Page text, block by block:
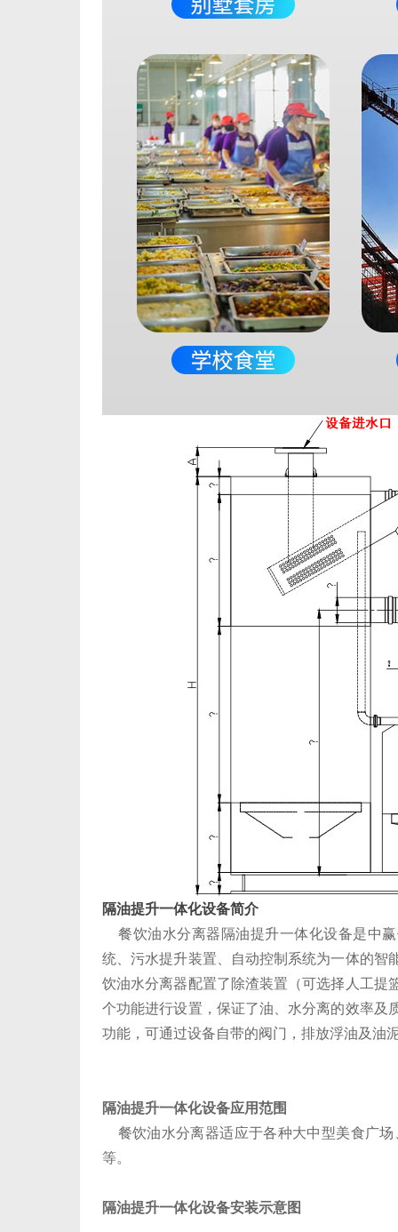
隔油提升一体化设备简介
餐饮油水分离器隔油提升一体化设备是中
统、污水提升装置、自动控制系统为一体的智
饮油水分离器配置了除渣装置（可选择人工提
个功能进行设置，保证了油、水分离的效率及
功能，可通过设备自带的阀门，排放浮油及油
隔油提升一体化设备应用范围
餐饮油水分离器适应于各种大中型美食广场
等。
隔油提升一体化设备安装示意图